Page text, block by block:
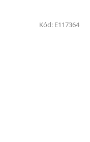
Kód: E117364